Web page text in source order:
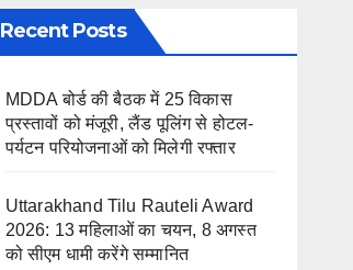
Recent Posts
MDDA बोर्ड की बैठक में 25 विकास
प्रस्तावों को मंजूरी, लैंड पूलिंग से होटल-
पर्यटन परियोजनाओं को मिलेगी रफ्तार
Uttarakhand Tilu Rauteli Award
2026: 13 महिलाओं का चयन, 8 अगस्त
को सीएम धामी करेंगे सम्मानित